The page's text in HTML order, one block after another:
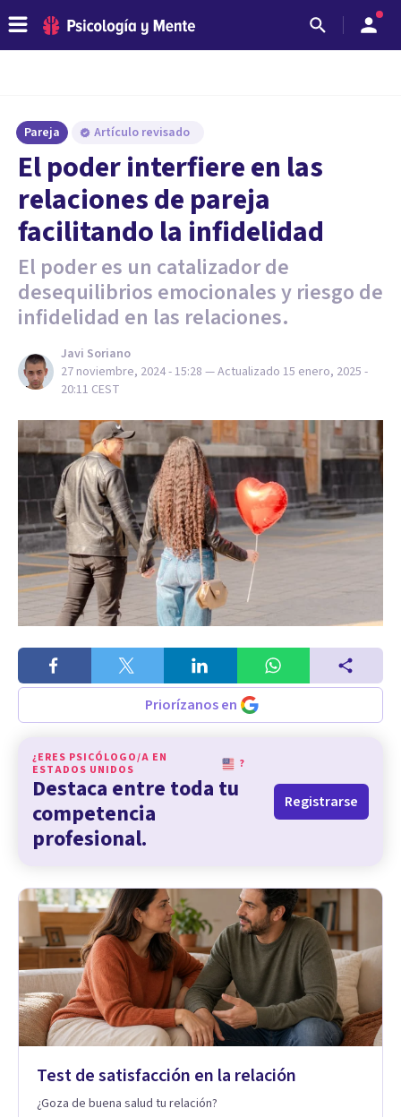
Pareja Artículo revisado
El poder interfiere en las
relaciones de pareja
facilitando la infidelidad
El poder es un catalizador de
desequilibrios emocionales y riesgo de
infidelidad en las relaciones.
Javi Soriano
27 noviembre, 2024 - 15:28 — Actualizado 15 enero, 2025 -
20:11 CEST
Priorízanos en
¿ERES PSICÓLOGO/A EN
ESTADOS UNIDOS
?
Destaca entre toda tu
competencia
profesional.
Registrarse
Test de satisfacción en la relación
¿Goza de buena salud tu relación?